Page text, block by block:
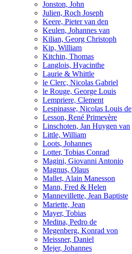
Jonston, John
Julien, Roch Joseph
Keere, Pieter van den
Keulen, Johannes van
Kilian, Georg Christoph
Kip, William
Kitchin, Thomas
Langlois, Hyacinthe
Laurie & Whittle
le Clerc, Nicolas Gabriel
le Rouge, George Louis
Lempriere, Clement
Lespinasse, Nicolas Louis de
Lesson, René Primevère
Linschoten, Jan Huygen van
Little, William
Loots, Johannes
Lotter, Tobias Conrad
Magini, Giovanni Antonio
Magnus, Olaus
Mallet, Alain Manesson
Mann, Fred & Helen
Mannevillette, Jean Baptiste
Mariette, Jean
Mayer, Tobias
Medina, Pedro de
Megenberg, Konrad von
Meissner, Daniel
Mejer, Johannes